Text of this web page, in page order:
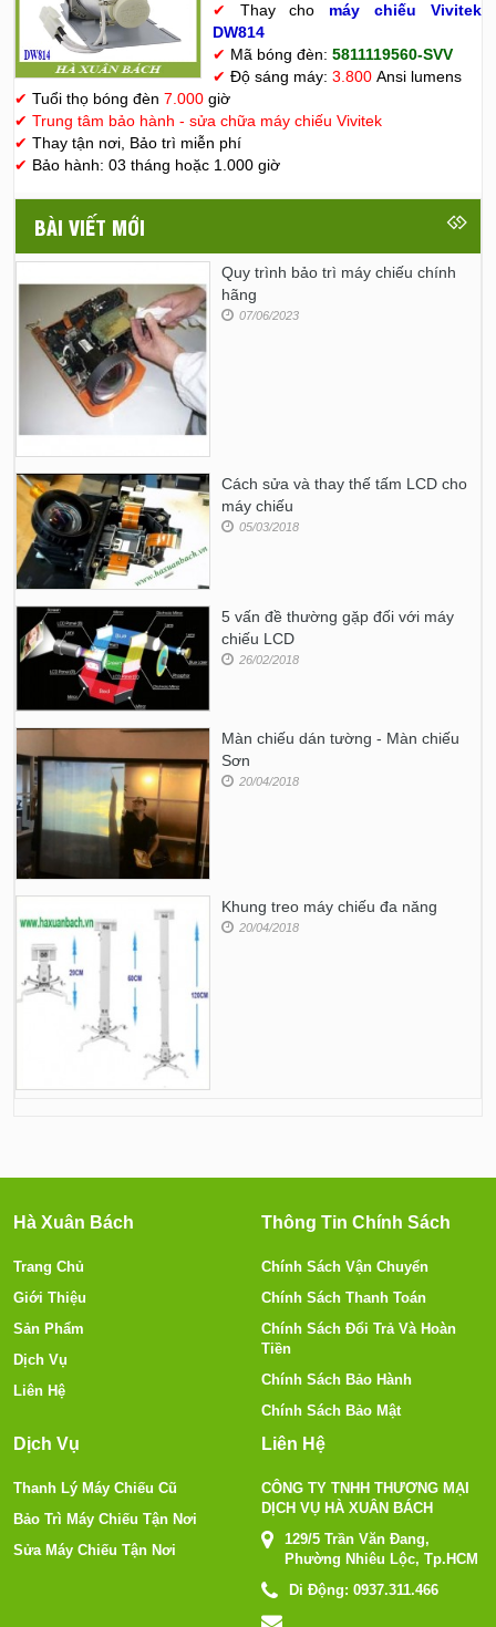
✔ Thay cho máy chiếu Vivitek
DW814
✔ Mã bóng đèn: 5811119560-SVV
✔ Độ sáng máy: 3.800Ansi lumens
✔ Tuổi thọ bóng đèn 7.000 giờ
✔ Trung tâm bảo hành - sửa chữa máy chiếu Vivitek
✔ Thay tận nơi, Bảo trì miễn phí
✔ Bảo hành: 03 tháng hoặc 1.000 giờ
BÀI VIẾT MỚI
Quy trình bảo trì máy chiếu chính
hãng
07/06/2023
Cách sửa và thay thế tấm LCD cho
máy chiếu
05/03/2018
5 vấn đề thường gặp đối với máy
chiếu LCD
26/02/2018
Màn chiếu dán tường - Màn chiếu
Sơn
20/04/2018
Khung treo máy chiếu đa năng
20/04/2018
Hà Xuân Bách
Trang Chủ
Giới Thiệu
Sản Phẩm
Dịch Vụ
Liên Hệ
Thông Tin Chính Sách
Chính Sách Vận Chuyển
Chính Sách Thanh Toán
Chính Sách Đổi Trả Và Hoàn
Tiền
Chính Sách Bảo Hành
Chính Sách Bảo Mật
Dịch Vụ
Thanh Lý Máy Chiếu Cũ
Bảo Trì Máy Chiếu Tận Nơi
Sửa Máy Chiếu Tận Nơi
Liên Hệ
CÔNG TY TNHH THƯƠNG MẠI
DỊCH VỤ HÀ XUÂN BÁCH
129/5 Trần Văn Đang,
Phường Nhiêu Lộc, Tp.HCM
Di Động: 0937.311.466